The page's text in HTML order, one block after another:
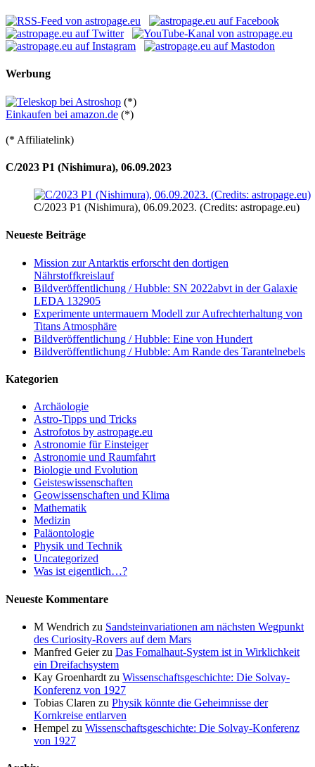
Werbung
(*)
Einkaufen bei amazon.de (*)
(* Affiliatelink)
C/2023 P1 (Nishimura), 06.09.2023
C/2023 P1 (Nishimura), 06.09.2023. (Credits: astropage.eu)
Neueste Beiträge
Mission zur Antarktis erforscht den dortigen
Nährstoffkreislauf
Bildveröffentlichung / Hubble: SN 2022abvt in der Galaxie
LEDA 132905
Experimente untermauern Modell zur Aufrechterhaltung von
Titans Atmosphäre
Bildveröffentlichung / Hubble: Eine von Hundert
Bildveröffentlichung / Hubble: Am Rande des Tarantelnebels
Kategorien
Archäologie
Astro-Tipps und Tricks
Astrofotos by astropage.eu
Astronomie für Einsteiger
Astronomie und Raumfahrt
Biologie und Evolution
Geisteswissenschaften
Geowissenschaften und Klima
Mathematik
Medizin
Paläontologie
Physik und Technik
Uncategorized
Was ist eigentlich…?
Neueste Kommentare
M Wendrich zu Sandsteinvariationen am nächsten Wegpunkt
des Curiosity-Rovers auf dem Mars
Manfred Geierzu Das Fomalhaut-System ist in Wirklichkeit
ein Dreifachsystem
Kay Groenhardt zu Wissenschaftsgeschichte: Die Solvay-
Konferenz von 1927
Tobias Claren zu Physik könnte die Geheimnisse der
Kornkreise entlarven
Hempel zu Wissenschaftsgeschichte: Die Solvay-Konferenz
von 1927